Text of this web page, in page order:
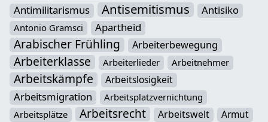
Antimilitarismus Antisemitismus Antisiko
Antonio Gramsci Apartheid
Arabischer Frühling Arbeiterbewegung
Arbeiterklasse Arbeiterlieder Arbeitnehmer
Arbeitskämpfe Arbeitslosigkeit
Arbeitsmigration
Arbeitsplatzvernichtung
Arbeitsplätze
Arbeitsrecht Arbeitswelt Armut